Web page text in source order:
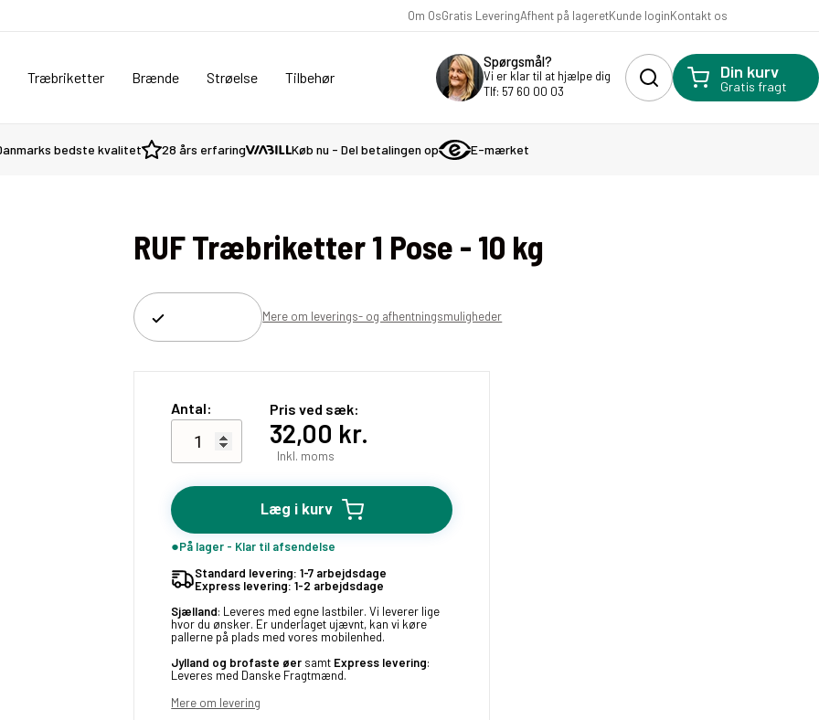
Om OsGratis LeveringAfhent på lageretKunde loginKontakt os
Træbriketter Brænde Strøelse Tilbehør
Spørgsmål?
Vi er klar til at hjælpe dig
Tlf: 57 60 00 03
Din kurv
Gratis fragt
bedste kvalitet 28 års erfaring Køb nu - Del betalingen op E-mærket
RUF Træbriketter 1 Pose - 10 kg
Mere om leverings- og afhentningsmuligheder
Antal: Pris ved sæk
32,00 kr.
Inkl. moms
Læg i kurv
På lager - Klar til afsendelse
Standard levering: 1-7 arbejdsdage
Express levering: 1-2 arbejdsdage
Sjælland: Leveres med egne lastbiler. Vi leverer lige
hvor du ønsker. Er underlaget ujævnt, kan vi køre
pallerne på plads med vores mobilenhed.
Jylland og brofaste øer samt Express levering:
Leveres med Danske Fragtmænd.
Mere om levering